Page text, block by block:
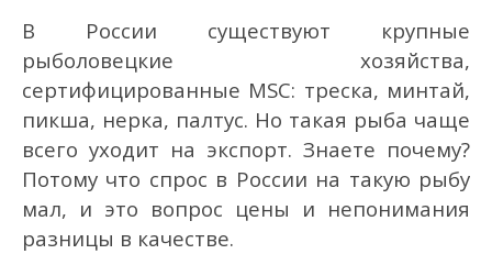
В России существуют крупные
рыболовецкие хозяйства,
сертифицированные MSC: треска, минтай,
пикша, нерка, палтус. Но такая рыба чаще
всего уходит на экспорт. Знаете почему?
Потому что спрос в России на такую рыбу
мал, и это вопрос цены и непонимания
разницы в качестве.